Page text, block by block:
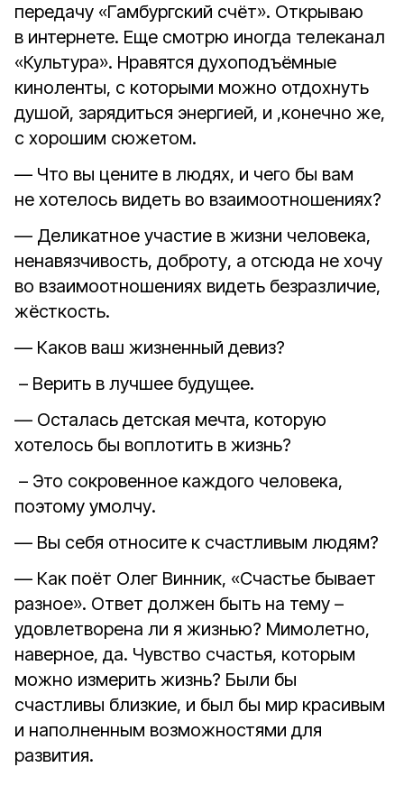
передачу «Гамбургский счёт». Открываю
в интернете. Еще смотрю иногда телеканал
«Культура». Нравятся духоподъёмные
киноленты, с которыми можно отдохнуть
душой, зарядиться энергией, и ,конечно же,
с хорошим сюжетом.
— Что вы цените в людях, и чего бы вам
не хотелось видеть во взаимоотношениях?
— Деликатное участие в жизни человека,
ненавязчивость, доброту, а отсюда не хочу
во взаимоотношениях видеть безразличие,
жёсткость.
— Каков ваш жизненный девиз?
– Верить в лучшее будущее.
— Осталась детская мечта, которую
хотелось бы воплотить в жизнь?
– Это сокровенное каждого человека,
поэтому умолчу.
— Вы себя относите к счастливым людям?
— Как поёт Олег Винник, «Счастье бывает
разное». Ответ должен быть на тему –
удовлетворена ли я жизнью? Мимолетно,
наверное, да. Чувство счастья, которым
можно измерить жизнь? Были бы
счастливы близкие, и был бы мир красивым
и наполненным возможностями для
развития.